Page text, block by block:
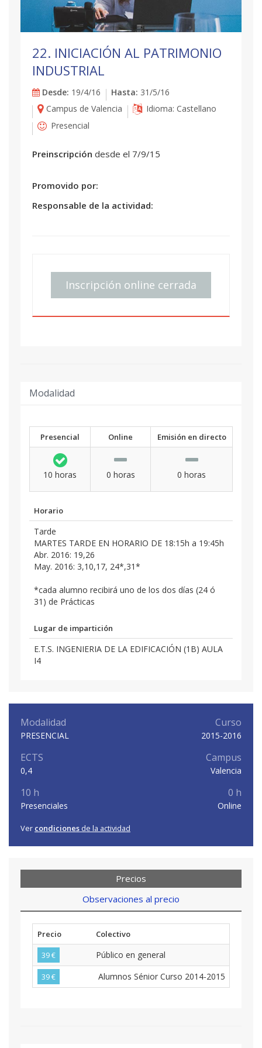
22. INICIACIÓN AL PATRIMONIO
INDUSTRIAL
Desde: 19/4/16 Hasta: 31/5/16
Campus de Valencia
Idioma: Castellano
Presencial
Preinscripción desde el 7/9/15
Promovido por:
Responsable de la actividad:
Inscripción online cerrada
Modalidad
Presencial Online Emisión en directo
10 horas 0 horas 0 horas
Horario
Tarde
MARTES TARDE EN HORARIO DE 18:15h a 19:45h
Abr. 2016: 19,26
May. 2016: 3,10,17, 24*,31*
*cada alumno recibirá uno de los dos días (24 ó
31) de Prácticas
Lugar de impartición
E.T.S. INGENIERIA DE LA EDIFICACIÓN (1B) AULA
I4
Modalidad
PRESENCIAL
Curso
2015-2016
ECTS
0,4
Campus
Valencia
10 h
Presenciales
0 h
Online
Ver condiciones de la actividad
Precios
Observaciones al precio
Precio Colectivo
39 €
Público en general
39 € Alumnos Sénior Curso 2014-2015